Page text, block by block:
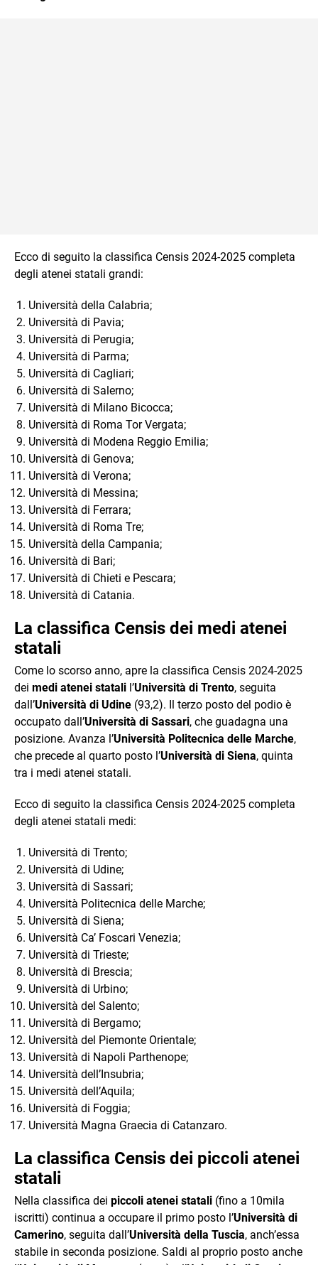
Ecco di seguito la classifica Censis 2024-2025 completa
degli atenei statali grandi:
Università della Calabria;
Università di Pavia;
Università di Perugia;
Università di Parma;
Università di Cagliari;
Università di Salerno;
Università di Milano Bicocca;
Università di Roma Tor Vergata;
Università di Modena Reggio Emilia;
Università di Genova;
Università di Verona;
Università di Messina;
Università di Ferrara;
Università di Roma Tre;
Università della Campania;
Università di Bari;
Università di Chieti e Pescara;
Università di Catania.
La classifica Censis dei medi atenei
statali
Come lo scorso anno, apre la classifica Censis 2024-2025
dei medi atenei statali l’Università di Trento, seguita
dall’Università di Udine (93,2). Il terzo posto del podio è
occupato dall’Università di Sassari, che guadagna una
posizione. Avanza l’Università Politecnica delle Marche,
che precede al quarto posto l’Università di Siena, quinta
tra i medi atenei statali.
Ecco di seguito la classifica Censis 2024-2025 completa
degli atenei statali medi:
Università di Trento;
Università di Udine;
Università di Sassari;
Università Politecnica delle Marche;
Università di Siena;
Università Ca’ Foscari Venezia;
Università di Trieste;
Università di Brescia;
Università di Urbino;
Università del Salento;
Università di Bergamo;
Università del Piemonte Orientale;
Università di Napoli Parthenope;
Università dell’Insubria;
Università dell’Aquila;
Università di Foggia;
Università Magna Graecia di Catanzaro.
La classifica Censis dei piccoli atenei
statali
Nella classifica dei piccoli atenei statali (fino a 10mila
iscritti) continua a occupare il primo posto l’Università di
Camerino, seguita dall’Università della Tuscia, anch’essa
stabile in seconda posizione. Saldi al proprio posto anche